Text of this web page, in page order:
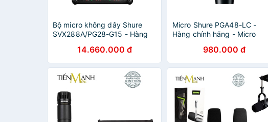
Bộ micro không dây Shure
SVX288A/PG28-G15 - Hàng
cấp cho phòng trà và Karaoke
14.660.000 đ
Micro Shure PGA48-LC -
Hàng chính hãng - Micro
vời cho biểu diễn âm nhạc và
hát Karaoke
980.000 đ